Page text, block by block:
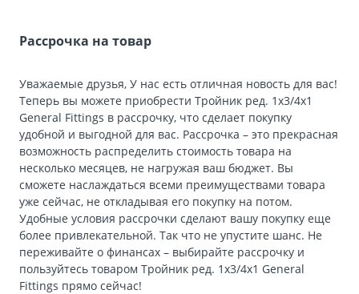
Рассрочка на товар
Уважаемые друзья, У нас есть отличная новость для вас!
Теперь вы можете приобрести Тройник ред. 1х3/4х1
General Fittings в рассрочку, что сделает покупку
удобной и выгодной для вас. Рассрочка – это прекрасная
возможность распределить стоимость товара на
несколько месяцев, не нагружая ваш бюджет. Вы
сможете наслаждаться всеми преимуществами товара
уже сейчас, не откладывая его покупку на потом.
Удобные условия рассрочки сделают вашу покупку еще
более привлекательной. Так что не упустите шанс. Не
переживайте о финансах – выбирайте рассрочку и
пользуйтесь товаром Тройник ред. 1х3/4х1 General
Fittings прямо сейчас!